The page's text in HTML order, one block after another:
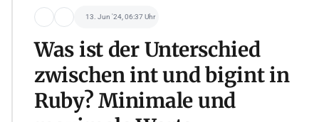
13. Jun '24, 06:37 Uhr
Was ist der Unterschied
zwischen int und bigint in
Ruby? Minimale und